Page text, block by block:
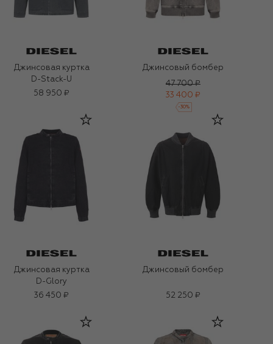
Джинсовая куртка
D-Stack-U
58 950 ₽
Джинсовый бомбер
47 700 ₽
33 400 ₽
-30%
Джинсовая куртка
D-Glory
36 450 ₽
Джинсовый бомбер
52 250 ₽